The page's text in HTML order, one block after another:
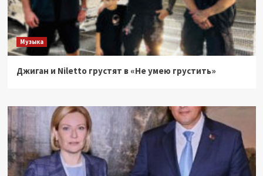
Музыка
Джиган и Niletto грустят в «Не умею грустить»